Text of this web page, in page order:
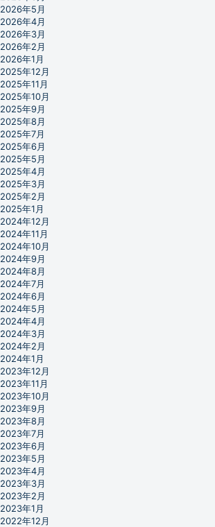
2026年5月
2026年4月
2026年3月
2026年2月
2026年1月
2025年12月
2025年11月
2025年10月
2025年9月
2025年8月
2025年7月
2025年6月
2025年5月
2025年4月
2025年3月
2025年2月
2025年1月
2024年12月
2024年11月
2024年10月
2024年9月
2024年8月
2024年7月
2024年6月
2024年5月
2024年4月
2024年3月
2024年2月
2024年1月
2023年12月
2023年11月
2023年10月
2023年9月
2023年8月
2023年7月
2023年6月
2023年5月
2023年4月
2023年3月
2023年2月
2023年1月
2022年12月